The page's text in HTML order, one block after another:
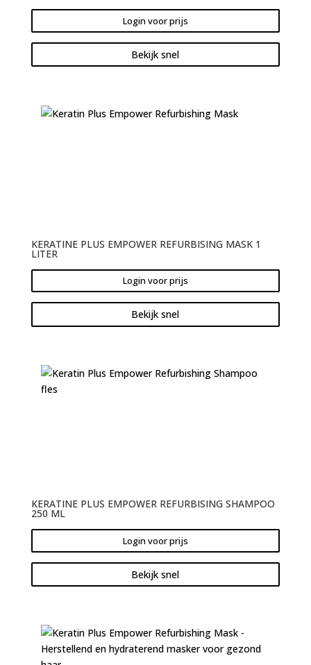
Login voor prijs
Bekijk snel
KERATINE PLUS EMPOWER REFURBISING MASK 1
LITER
Login voor prijs
Bekijk snel
KERATINE PLUS EMPOWER REFURBISING SHAMPOO
250 ML
Login voor prijs
Bekijk snel